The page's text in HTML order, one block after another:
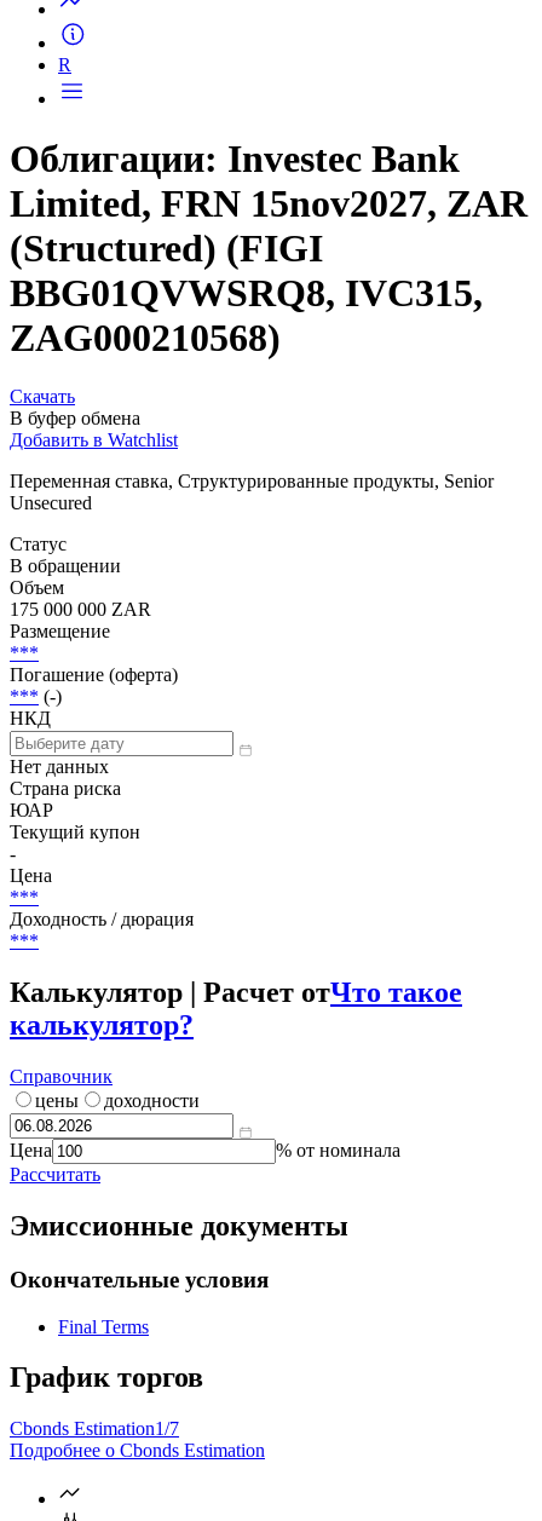
R
Облигации: Investec Bank
Limited, FRN 15nov2027, ZAR
(Structured) (FIGI
BBG01QVWSRQ8, IVC315,
ZAG000210568)
Скачать
В буфер обмена
Добавить в Watchlist
Переменная ставка, Структурированные продукты, Senior
Unsecured
Статус
В обращении
Объем
175 000 000 ZAR
Размещение
***
Погашение (оферта)
*** (-)
НКД
Нет данных
Страна риска
ЮАР
Текущий купон
-
Цена
***
Доходность / дюрация
***
Калькулятор | Расчет отЧто такое
калькулятор?
Справочник
цены
доходности
Цена
% от номинала
Рассчитать
Эмиссионные документы
Окончательные условия
Final Terms
График торгов
Cbonds Estimation1/7
Подробнее о Cbonds Estimation